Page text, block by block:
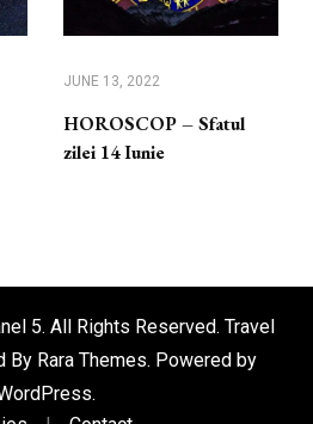
JUNE 13, 2022
HOROSCOP – Sfatul
zilei 14 Iunie
5. All Rights Reserved. Travel
By Rara Themes. Powered by
.